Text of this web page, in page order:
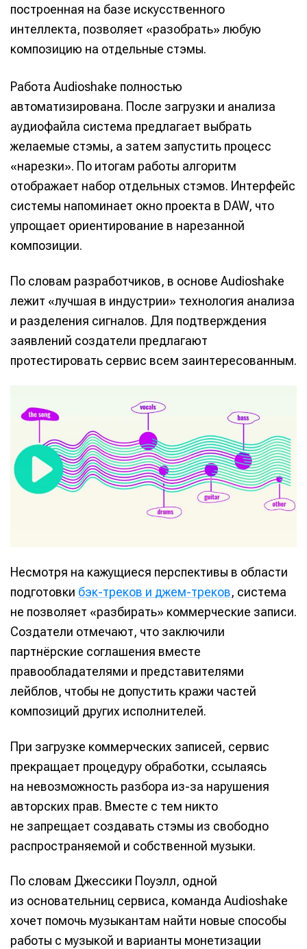
построенная на базе искусственного
интеллекта, позволяет «разобрать» любую
композицию на отдельные стэмы.
Работа Audioshake полностью
автоматизирована. После загрузки и анализа
аудиофайла система предлагает выбрать
желаемые стэмы, а затем запустить процесс
«нарезки». По итогам работы алгоритм
отображает набор отдельных стэмов. Интерфейс
системы напоминает окно проекта в DAW, что
упрощает ориентирование в нарезанной
композиции.
По словам разработчиков, в основе Audioshake
лежит «лучшая в индустрии» технология анализа
и разделения сигналов. Для подтверждения
заявлений создатели предлагают
протестировать сервис всем заинтересованным.
Несмотря на кажущиеся перспективы в области
подготовки бэк-треков и джем-треков, система
не позволяет «разбирать» коммерческие записи.
Создатели отмечают, что заключили
партнёрские соглашения вместе
правообладателями и представителями
лейблов, чтобы не допустить кражи частей
композиций других исполнителей.
При загрузке коммерческих записей, сервис
прекращает процедуру обработки, ссылаясь
на невозможность разбора из-за нарушения
авторских прав. Вместе с тем никто
не запрещает создавать стэмы из свободно
распространяемой и собственной музыки.
По словам Джессики Поуэлл, одной
из основательниц сервиса, команда Audioshake
хочет помочь музыкантам найти новые способы
работы с музыкой и варианты монетизации